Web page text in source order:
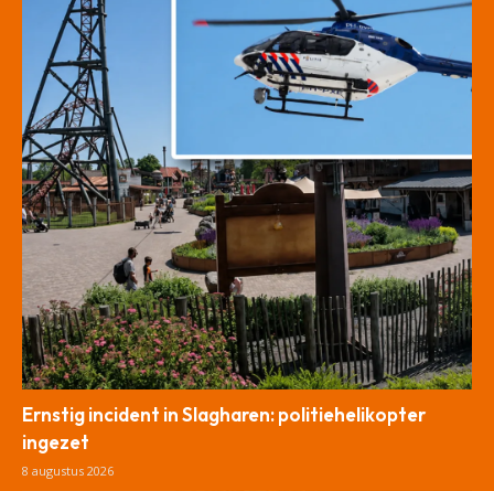
Ernstig incident in Slagharen: politiehelikopter
ingezet
8 augustus 2026